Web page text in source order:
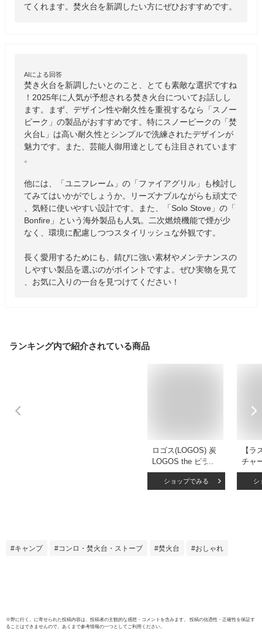
てくれます。焚火台を新調したい方にぜひおすすめです。
AIによる回答
焚き火台を新調したいとのこと、とても素敵な選択ですね
！2025年に人気が予想される焚き火台についてお話しし
ます。まず、デザイン性や耐久性を重視するなら「スノー
ピーク」の製品がおすすめです。特にスノーピークの「焚
火台L」は高い耐久性とシンプルで洗練されたデザインが
魅力です。また、芸能人御用達としても注目されています
。
他には、「ユニフレーム」の「ファイアグリル」も検討し
てみてはいかがでしょうか。リーズナブルながらも頑丈で
、気軽に使いやすい設計です。また、「Solo Stove」の「
Bonfire」という海外製品も人気。二次燃焼機能で煙が少
なく、環境に配慮しつつスタイリッシュな外観です。
長く愛用するためにも、錆びに強い素材やメンテナンスの
しやすい製品を選ぶのがポイントですよ。ぜひ実物を見て
、お気に入りの一台を見つけてください！
ランキング内で紹介されている商品
ロゴス(LOGOS) 炭
LOGOS the ピラミ
ッドTAKIBI L
81064162 キャンプ
ショップでみる
【ラ
チャ
ュー
ニシ
キャンプ コンロ・焚火台・ストーブ 焚火台 おしゃれ
※野に行く。 に寄せられた投稿内容は、投稿者の主観的な感想・コメントを含みます。 投稿の信憑性・正確性を保証す
ることはできませんので、あくまで参考情報の一つとしてご利用ください。